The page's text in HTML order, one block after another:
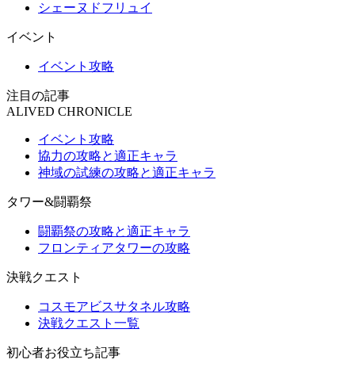
シェーヌドフリュイ
イベント
イベント攻略
注目の記事
ALIVED CHRONICLE
イベント攻略
協力の攻略と適正キャラ
神域の試練の攻略と適正キャラ
タワー&闘覇祭
闘覇祭の攻略と適正キャラ
フロンティアタワーの攻略
決戦クエスト
コスモアビスサタネル攻略
決戦クエスト一覧
初心者お役立ち記事